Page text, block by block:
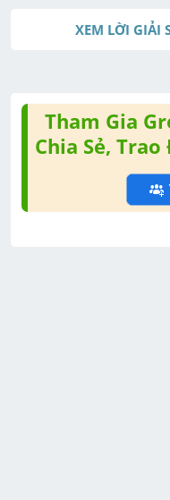
XEM LỜI GIẢI
Tham Gia
Chia Sẻ,